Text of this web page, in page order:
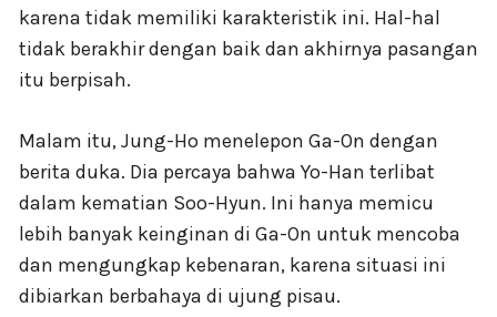
karena tidak memiliki karakteristik ini. Hal-hal
tidak berakhir dengan baik dan akhirnya pasangan
itu berpisah.
Malam itu, Jung-Ho menelepon Ga-On dengan
berita duka. Dia percaya bahwa Yo-Han terlibat
dalam kematian Soo-Hyun. Ini hanya memicu
lebih banyak keinginan di Ga-On untuk mencoba
dan mengungkap kebenaran, karena situasi ini
dibiarkan berbahaya di ujung pisau.